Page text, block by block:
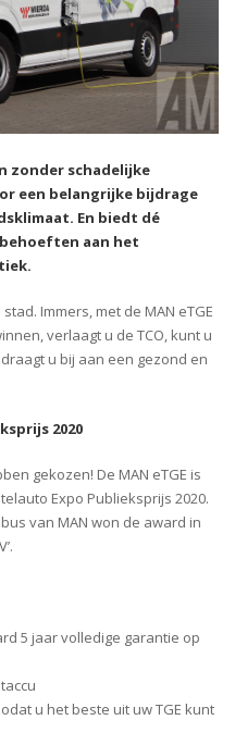
zonder schadelijke
een belangrijke bijdrage
En biedt dé
aan het
Immers, met de MAN eTGE
verlaagt u de TCO, kunt u
u bij aan een gezond en
2020
gekozen! De MAN eTGE is
Expo Publieksprijs 2020.
van MAN won de award in
5 jaar volledige garantie op
u het beste uit uw TGE kunt